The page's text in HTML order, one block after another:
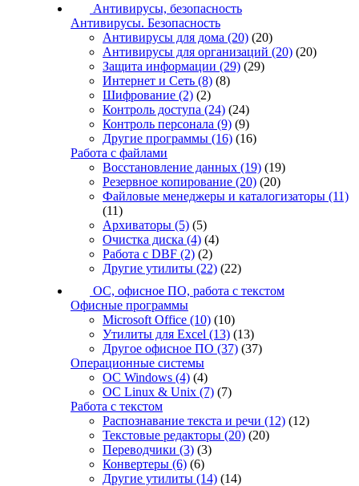
Антивирусы, безопасность
Антивирусы. Безопасность
Антивирусы для дома (20) (20)
Антивирусы для организаций (20) (20)
Защита информации (29) (29)
Интернет и Сеть (8) (8)
Шифрование (2) (2)
Контроль доступа (24) (24)
Контроль персонала (9) (9)
Другие программы (16) (16)
Работа с файлами
Восстановление данных (19) (19)
Резервное копирование (20) (20)
Файловые менеджеры и каталогизаторы (11)
(11)
Архиваторы (5) (5)
Очистка диска (4) (4)
Работа с DBF (2) (2)
Другие утилиты (22) (22)
ОС, офисное ПО, работа с текстом
Офисные программы
Microsoft Office (10) (10)
Утилиты для Excel (13) (13)
Другое офисное ПО (37) (37)
Операционные системы
ОС Windows (4) (4)
ОС Linux & Unix (7) (7)
Работа с текстом
Распознавание текста и речи (12) (12)
Текстовые редакторы (20) (20)
Переводчики (3) (3)
Конвертеры (6) (6)
Другие утилиты (14) (14)